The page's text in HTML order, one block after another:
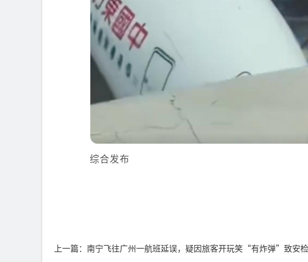
综合发布
上一篇：南宁飞往广州一航班延误，疑因旅客开玩笑“有炸弹”致安